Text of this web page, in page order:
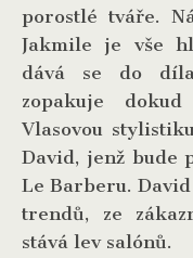
porostlé tváře.
Jakmile je vše
dává se do
zopakuje
Vlasovou
David, jenž bude
Le Barberu.
trendů, ze
stává lev salónů.